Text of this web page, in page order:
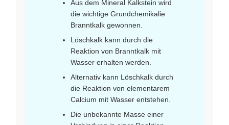
Aus dem Mineral Kalkstein wird
die wichtige Grundchemikalie
Branntkalk gewonnen.
Löschkalk kann durch die
Reaktion von Branntkalk mit
Wasser erhalten werden.
Alternativ kann Löschkalk durch
die Reaktion von elementarem
Calcium mit Wasser entstehen.
Die unbekannte Masse einer